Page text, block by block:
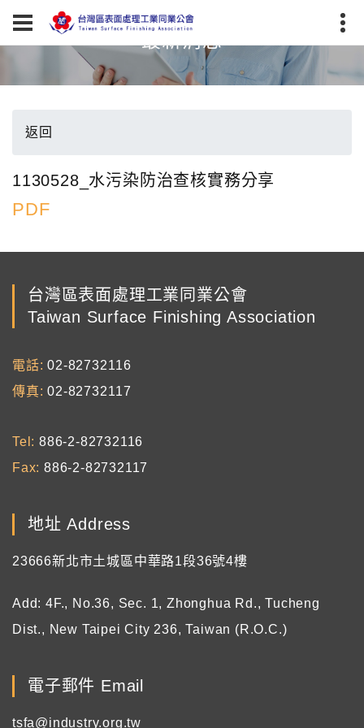
最新消息
返回
1130528_水污染防治查核實務分享
PDF
台灣區表面處理工業同業公會
Taiwan Surface Finishing Association
電話
02-82732116
傳真
02-82732117
Tel
886-2-82732116
Fax 886-2-82732117
地址 Address
23666新北市土城區中華路1段36號4樓
Add: 4F., No.36, Sec. 1, Zhonghua Rd., Tucheng
Dist., New Taipei City 236, Taiwan (R.O.C.)
電子郵件 Email
tsfa@industry.org.tw